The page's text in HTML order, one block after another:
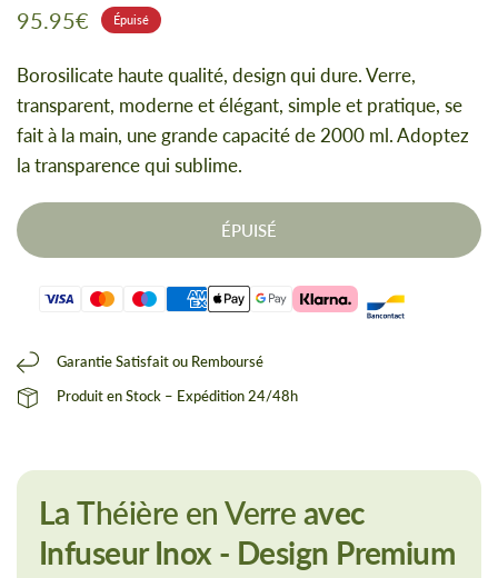
95.95€ Épuisé
Borosilicate haute qualité, design qui dure. Verre,
transparent, moderne et élégant, simple et pratique, se
fait à la main, une grande capacité de 2000 ml. Adoptez
la transparence qui sublime.
ÉPUISÉ
Garantie Satisfait ou Remboursé
Produit en Stock – Expédition 24/48h
LaThéière en Verre avec
Infuseur Inox - Design Premium